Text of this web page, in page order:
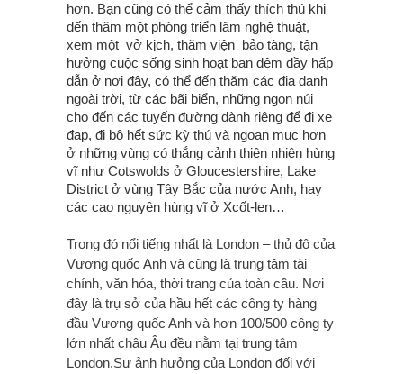
hơn. Bạn cũng có thể cảm thấy thích thú khi
đến thăm một phòng triển lãm nghệ thuật,
xem một vở kịch, thăm viện bảo tàng, tận
hưởng cuộc sống sinh hoạt ban đêm đầy hấp
dẫn ở nơi đây, có thể đến thăm các địa danh
ngoài trời, từ các bãi biển, những ngọn núi
cho đến các tuyến đường dành riêng để đi xe
đạp, đi bộ hết sức kỳ thú và ngoạn mục hơn
ở những vùng có thắng cảnh thiên nhiên hùng
vĩ như Cotswolds ở Gloucestershire, Lake
District ở vùng Tây Bắc của nước Anh, hay
các cao nguyên hùng vĩ ở Xcốt-len…
Trong đó nổi tiếng nhất là London – thủ đô của
Vương quốc Anh và cũng là trung tâm tài
chính, văn hóa, thời trang của toàn cầu. Nơi
đây là trụ sở của hầu hết các công ty hàng
đầu Vương quốc Anh và hơn 100/500 công ty
lớn nhất châu Âu đều nằm tại trung tâm
London.Sự ảnh hưởng của London đối với